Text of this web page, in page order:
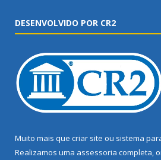
DESENVOLVIDO POR CR2
Muito mais que criar site ou sistema
Realizamos uma assessoria completa,